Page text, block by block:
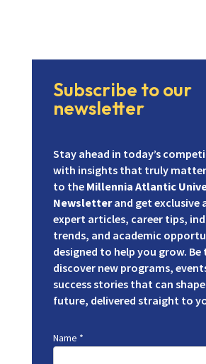
Subscribe to our
newsletter
Stay ahead in today’s
with insights that truly
to the Millennia Atlantic
Newsletterand get exclusive
expert articles, career tips,
trends, and academic
designed to help you grow.
discover new programs,
success stories that can
future, delivered straight to
Name *